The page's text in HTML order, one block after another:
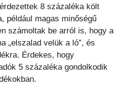
8 százaléka költ
például magas minőségű
számoltak be arról is, hogy a
„elszalad velük a ló”, és
Érdekes, hogy
5 százaléka gondolkodik